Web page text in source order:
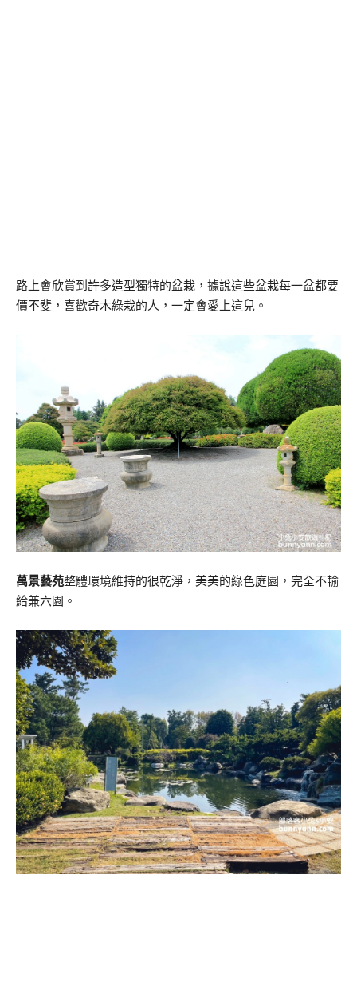
路上會欣賞到許多造型獨特的盆栽，據說這些盆栽每一盆都要
價不斐，喜歡奇木綠栽的人，一定會愛上這兒。
萬景藝苑整體環境維持的很乾淨，美美的綠色庭園，完全不輸
給兼六園。